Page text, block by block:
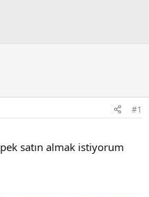
#1
satın almak istiyorum